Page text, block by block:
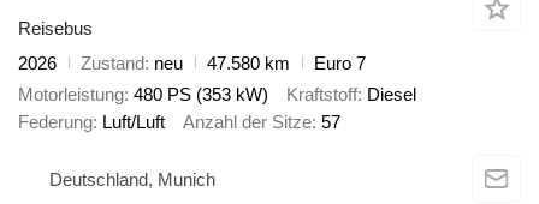
Reisebus
2026
Zustand neu 47.580 km
Euro 7
Motorleistung 480 PS (353 kW) Kraftstoff Diesel
Federung Luft/Luft Anzahl der Sitze 57
Deutschland, Munich